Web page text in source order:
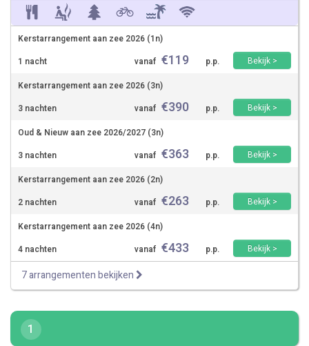
Kerstarrangement aan zee 2026 (1n)
1 nacht
vanaf €119 p.p.
Bekijk >
Kerstarrangement aan zee 2026 (3n)
3 nachten
vanaf €390 p.p.
Bekijk >
Oud & Nieuw aan zee 2026/2027 (3n)
3 nachten
vanaf €363 p.p.
Bekijk >
Kerstarrangement aan zee 2026 (2n)
2 nachten
vanaf €263 p.p.
Bekijk >
Kerstarrangement aan zee 2026 (4n)
4 nachten
vanaf €433 p.p. Bekijk >
7 arrangementen bekijken
1